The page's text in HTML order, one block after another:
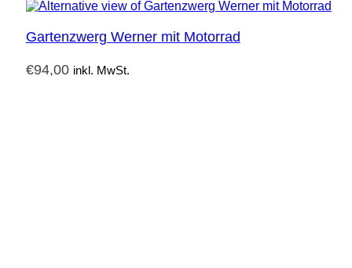
Gartenzwerg Werner mit Motorrad
€94,00 inkl. MwSt.